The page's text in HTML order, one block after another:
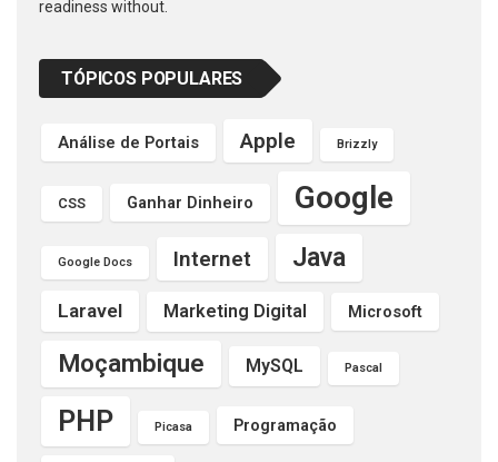
readiness without.
TÓPICOS POPULARES
Análise de Portais Apple Brizzly
CSS Ganhar Dinheiro Google
Google Docs Internet Java
Laravel Marketing Digital Microsoft
Moçambique MySQL Pascal
PHP Picasa Programação